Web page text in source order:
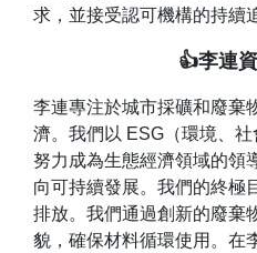
求，並接受認可機構的持續
👍李連
李連專注於城市採礦和廢棄
濟。我們以 ESG（環境、社
努力成為生態經濟領域的領
向可持續發展。我們的終極
排放。我們通過創新的廢棄
貌，確保材料循環使用。在